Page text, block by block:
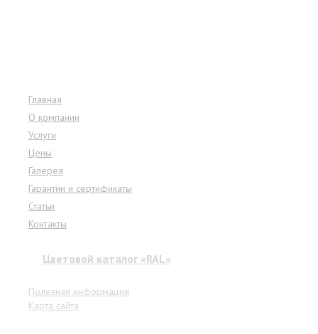
Главная
О компании
Услуги
Цены
Галерея
Гарантии и сертификаты
Статьи
Контакты
Цветовой каталог «RAL»
Полезная информация
Карта сайта